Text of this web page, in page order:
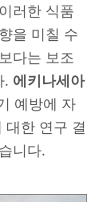
러한 식품
을 미칠 수
다는 보조
. 에키나세아
예방에 자
대한 연구 결
니다.